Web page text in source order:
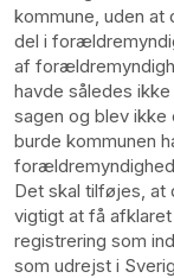
kommune, uden
del i
af
havde således
sagen og blev ikke
burde kommunen
Det skal tilføjes,
vigtigt at få
registrering som
som udrejst i